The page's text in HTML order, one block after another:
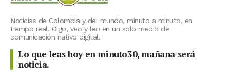
Noticias de Colombia y del mundo, minuto a minuto, en
tiempo real. Oigo, veo y leo en un solo medio de
comunicación nativo digital.
Lo que leas hoy en minuto30, mañana será
noticia.